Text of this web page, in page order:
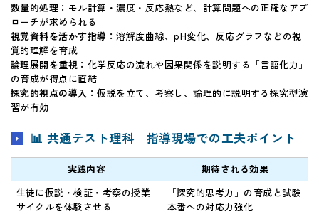
数量的処理： モル計算・濃度・反応熱など、計算問題への正確なアプ
ローチが求められる
視覚資料を活かす指導：溶解度曲線、pH変化、反応グラフなどの視
覚的理解を育成
論理展開を重視： 化学反応の流れや因果関係を説明する「言語化力」
の育成が得点に直結
探究的視点の導入：仮説を立て、考察し、論理的に説明する探究型演
習が有効
📊 共通テスト理科｜指導現場での工夫ポイント
実践内容
期待される効果
生徒に仮説・検証・考察の授業
サイクルを体験させる
「探究的思考力」の育成と試験
本番への対応力強化